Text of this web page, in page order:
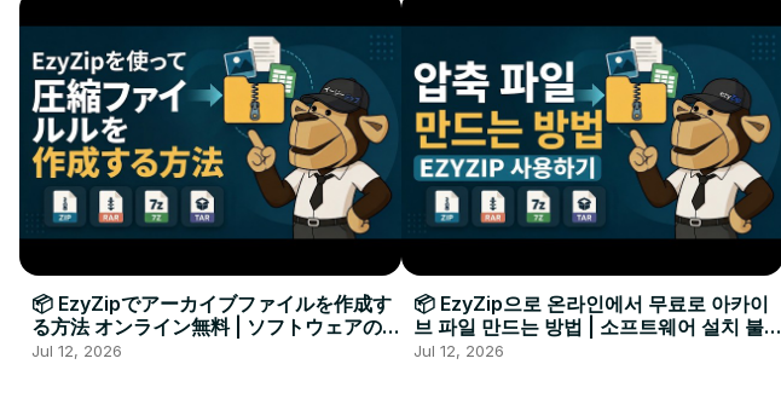
📦 EzyZipでアーカイブファイルを作成す
る方法 オンライン無料 | ソフトウェアのイ
ンストール不要
Jul 12, 2026
📦 EzyZip으로 온라인에서 무료로 아카이
브 파일 만드는 방법 | 소프트웨어 설치 불필
요
Jul 12, 2026